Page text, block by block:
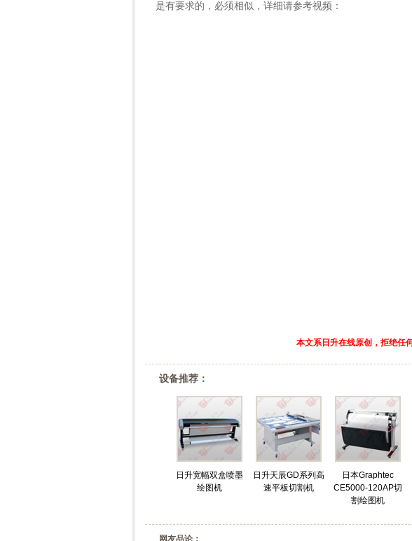
是有要求的，必须相似，详细请参考视频：
本文系日升在线原创，拒绝任
设备推荐：
日升宽幅双盒喷墨
绘图机
日升天辰GD系列高
速平板切割机
日本Graphtec
CE5000-120AP切
割绘图机
网友品论：